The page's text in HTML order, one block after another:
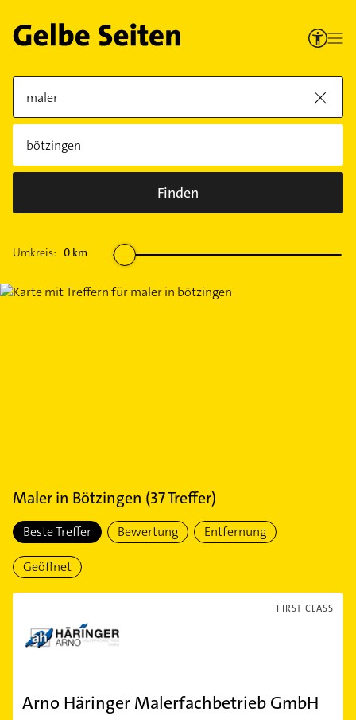
Finden
Umkreis: 0 km
Malerin Bötzingen (37Treffer)
Beste Treffer Bewertung Entfernung
Geöffnet
FIRST CLASS
Arno Häringer Malerfachbetrieb GmbH